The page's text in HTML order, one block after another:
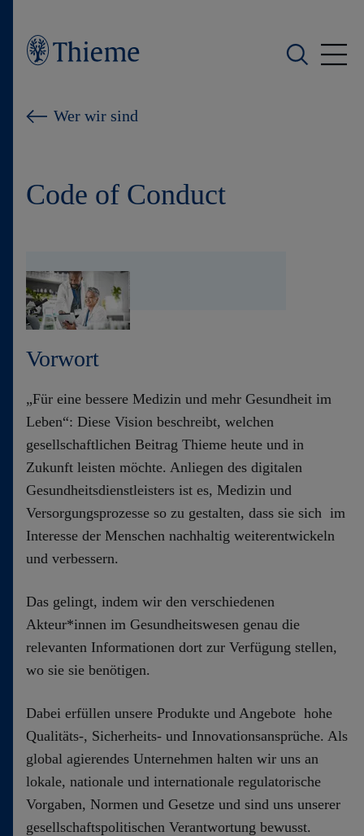
Wen wir unterstützen
Shop
Karriere
Wer wir sind
Code of Conduct
Vorwort
„Für eine bessere Medizin und mehr Gesundheit im
Leben“: Diese Vision beschreibt, welchen
gesellschaftlichen Beitrag Thieme heute und in
Zukunft leisten möchte. Anliegen des digitalen
Gesundheitsdienstleisters ist es, Medizin und
Versorgungsprozesse so zu gestalten, dass sie sich im
Interesse der Menschen nachhaltig weiterentwickeln
und verbessern.
Das gelingt, indem wir den verschiedenen
Akteur*innen im Gesundheitswesen genau die
relevanten Informationen dort zur Verfügung stellen,
wo sie sie benötigen.
Dabei erfüllen unsere Produkte und Angebote hohe
Qualitäts-, Sicherheits- und Innovationsansprüche. Als
global agierendes Unternehmen halten wir uns an
lokale, nationale und internationale regulatorische
Vorgaben, Normen und Gesetze und sind uns unserer
gesellschaftspolitischen Verantwortung bewusst.